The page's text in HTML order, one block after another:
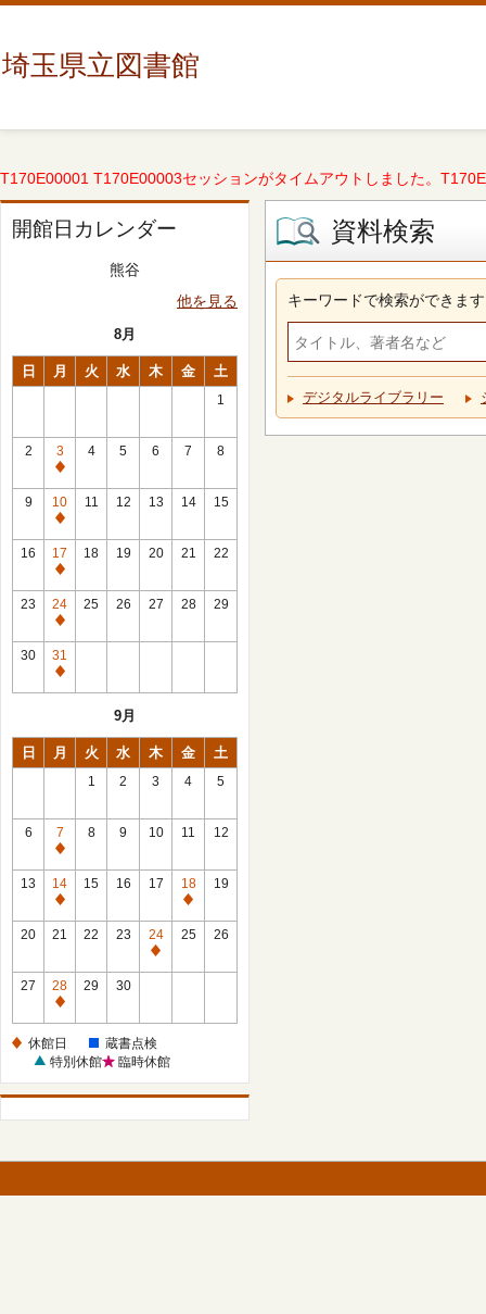
埼玉県立図書館
T170E00001 T170E00003セッションがタイムアウトしました。
開館日カレンダー
熊谷
他を見る
8月
日 月 火 水 木 金 土
1
2
3
休
館
日
4 5 6 7 8
9
10
休
館
日
11 12 13 14 15
16
17
休
館
日
18 19 20 21 22
23
24
休
館
日
25 26 27 28 29
30
31
休
9月
日 月 火 水 木 金 土
1 2 3 4 5
6
7
休
館
日
8 9 10 11 12
13
14
休
館
15 16 17
18
休
館
19
20 21 22 23
24
休
25 26
27
28
休
日
29 30
休館日
蔵書点検
特別休館
臨時休館
資料検索
キーワードで検索ができます
デジタルライブラリー